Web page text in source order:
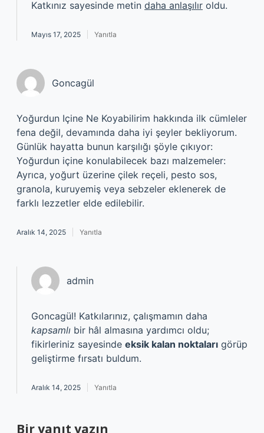
Katkınız sayesinde metin daha anlaşılır oldu.
Mayıs 17, 2025 Yanıtla
Goncagül
Yoğurdun Içine Ne Koyabilirim hakkında ilk cümleler
fena değil, devamında daha iyi şeyler bekliyorum.
Günlük hayatta bunun karşılığı şöyle çıkıyor:
Yoğurdun içine konulabilecek bazı malzemeler:
Ayrıca, yoğurt üzerine çilek reçeli, pesto sos,
granola, kuruyemiş veya sebzeler eklenerek de
farklı lezzetler elde edilebilir.
Aralık 14, 2025 Yanıtla
admin
Goncagül! Katkılarınız, çalışmamın daha
kapsamlı bir hâl almasına yardımcı oldu;
fikirleriniz sayesinde eksik kalan noktaları görüp
geliştirme fırsatı buldum.
Aralık 14, 2025 Yanıtla
Bir yanıt yazın